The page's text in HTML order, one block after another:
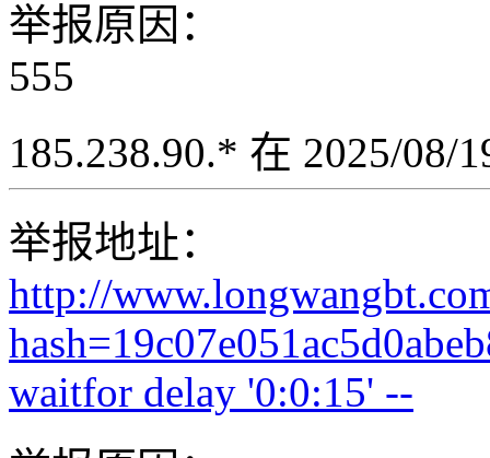
举报原因：
555
185.238.90.* 在 2025/08/
举报地址：
http://
waitfor delay '0:0:15' --